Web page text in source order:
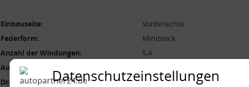
Einbauseite:
Vorderachse
Federform:
Miniblock
Anzahl der Windungen:
5,4
Außendurchmesser [mm]:
Drahtdurchmesser [mm]:
12,5 mm
Datenschutzeinstellungen